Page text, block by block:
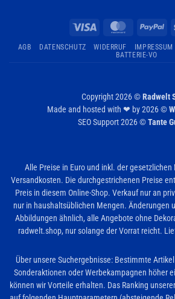
MasterCard
AGB DATENSCHUTZ WIDERRUF IMPRESSUM
BATTERIE-VO
Copyright 2026 ©Radwelt
Made and hosted with ❤ by 2026 ©
SEO Support 2026 ©Tante
Alle Preise in Euro und inkl. der
Versandkosten. Die durchgestrichenen Preise
Preis in diesem Online-Shop. Verkauf nur an
nur in haushaltsüblichen Mengen. Änderungen
Abbildungen ähnlich, alle Angebote ohne
radwelt.shop, nur solange der Vorrat reicht.
Über unsere Suchergebnisse: Bestimmte
Sonderaktionen oder Werbekampagnen höher
können wir Vorteile erhalten. Das Ranking